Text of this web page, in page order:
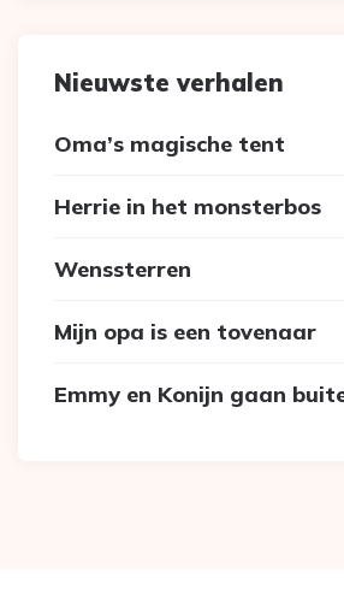
Nieuwste verhalen
Oma’s magische tent
Herrie in het monsterbos
Wenssterren
Mijn opa is een tovenaar
Emmy en Konijn gaan